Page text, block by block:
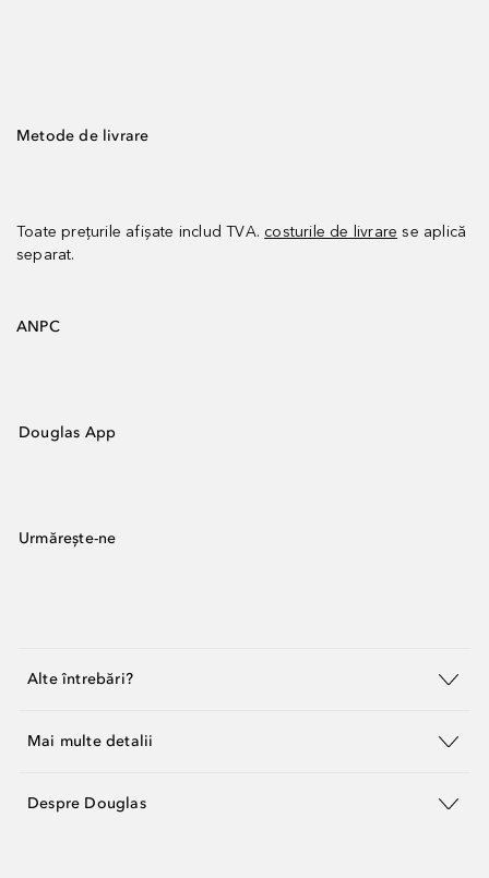
Metode de livrare
Toate prețurile afișate includ TVA. costurile de livrare se aplică
separat.
ANPC
Douglas App
Urmărește-ne
Alte întrebări?
Mai multe detalii
Despre Douglas